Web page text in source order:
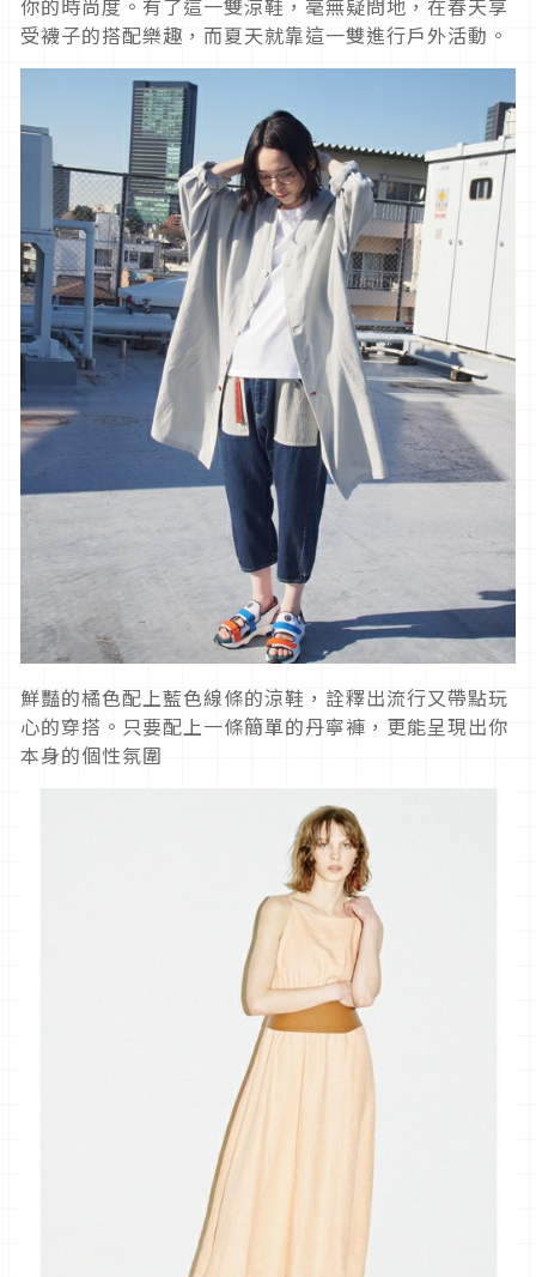
你的時尚度。有了這一雙涼鞋，毫無疑問地，在春天享
受襪子的搭配樂趣，而夏天就靠這一雙進行戶外活動。
鮮豔的橘色配上藍色線條的涼鞋，詮釋出流行又帶點玩
心的穿搭。只要配上一條簡單的丹寧褲，更能呈現出你
本身的個性氛圍